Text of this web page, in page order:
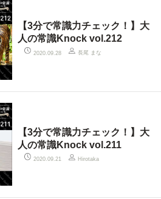
【3分で常識力チェック！】大
人の常識Knock vol.212
2020.09.28 長尾 まな
【3分で常識力チェック！】大
人の常識Knock vol.211
2020.09.21 Hirotaka